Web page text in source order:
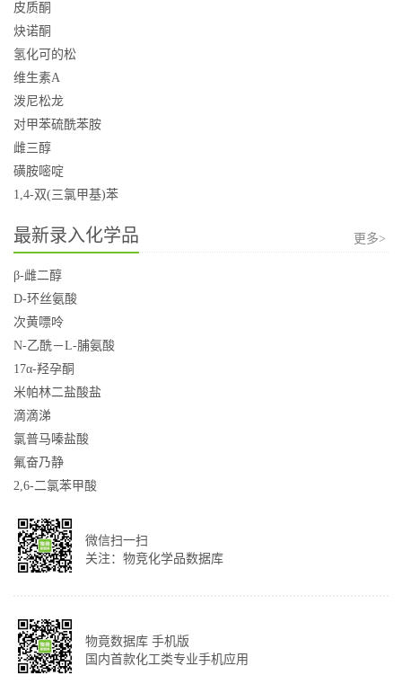
皮质酮
炔诺酮
氢化可的松
维生素A
泼尼松龙
对甲苯硫酰苯胺
雌三醇
磺胺嘧啶
1,4-双(三氯甲基)苯
最新录入化学品 更多>
β-雌二醇
D-环丝氨酸
次黄嘌呤
N-乙酰－L-脯氨酸
17α-羟孕酮
米帕林二盐酸盐
滴滴涕
氯普马嗪盐酸
氟奋乃静
2,6-二氯苯甲酸
微信扫一扫
关注：物竞化学品数据库
物竟数据库 手机版
国内首款化工类专业手机应用